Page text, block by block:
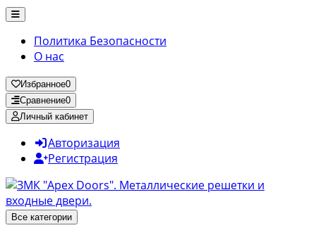
Политика Безопасности
О нас
Избранное0
Сравнение0
Личный кабинет
Авторизация
Регистрация
Все категории